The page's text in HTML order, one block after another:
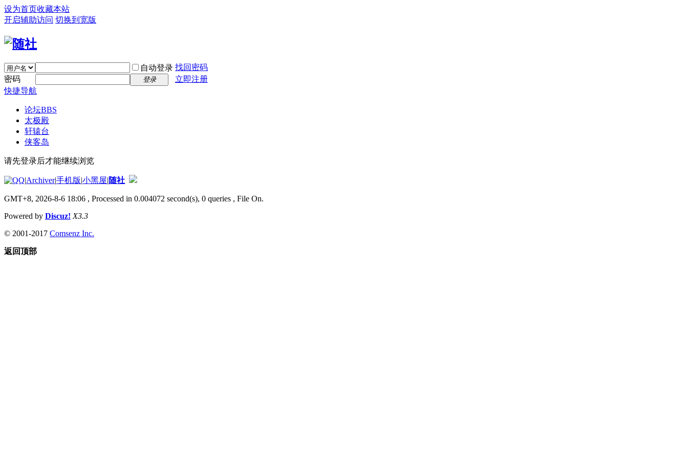
设为首页收藏本站
开启辅助访问 切换到宽版
自动登录 找回密码
密码
登录
立即注册
快捷导航
论坛BBS
太极殿
轩辕台
侠客岛
请先登录后才能继续浏览
|Archiver|手机版|小黑屋|随社
GMT+8, 2026-8-6 18:06 , Processed in 0.004072 second(s), 0 queries , File On.
Powered by Discuz! X3.3
© 2001-2017 Comsenz Inc.
返回顶部